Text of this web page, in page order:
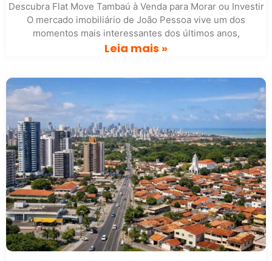
Descubra Flat Move Tambaú à Venda para Morar ou Investir
O mercado imobiliário de João Pessoa vive um dos
momentos mais interessantes dos últimos anos,
Leia mais »